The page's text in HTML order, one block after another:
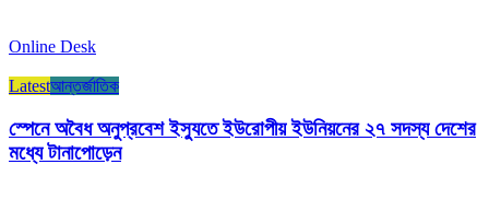
Online Desk
Latestআন্তর্জাতিক
স্পেনে অবৈধ অনুপ্রবেশ ইস্যুতে ইউরোপীয় ইউনিয়নের ২৭ সদস্য দেশের
মধ্যে টানাপোড়েন